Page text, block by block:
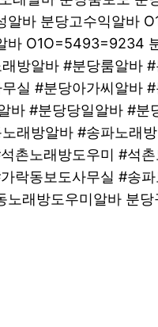
알바 분당고수익알바
바 O1O=5493=9234
방알바 #분당룸알바
실 #분당아가씨알바
바 #분당당일알바 #분
래방알바 #송파노래
촌노래방도우미 #석
락동보도사무실 #송
노래방도우미알바 분